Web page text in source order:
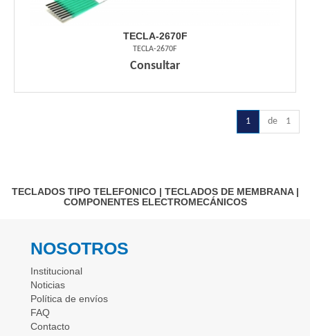
TECLA-2670F
TECLA-2670F
Consultar
1 de 1
TECLADOS TIPO TELEFONICO| TECLADOS DE MEMBRANA|
COMPONENTES ELECTROMECÁNICOS
NOSOTROS
Institucional
Noticias
Política de envíos
FAQ
Contacto